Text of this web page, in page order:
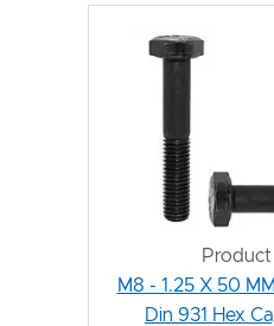
Product
M8 - 1.25 X 50
Din 931 Hex